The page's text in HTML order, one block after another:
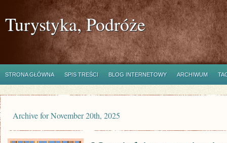
Turystyka, Podróże
STRONA GŁÓWNA SPIS TREŚCI BLOG INTERNETOWY ARCHIWUM
Archive for November 20th, 2025